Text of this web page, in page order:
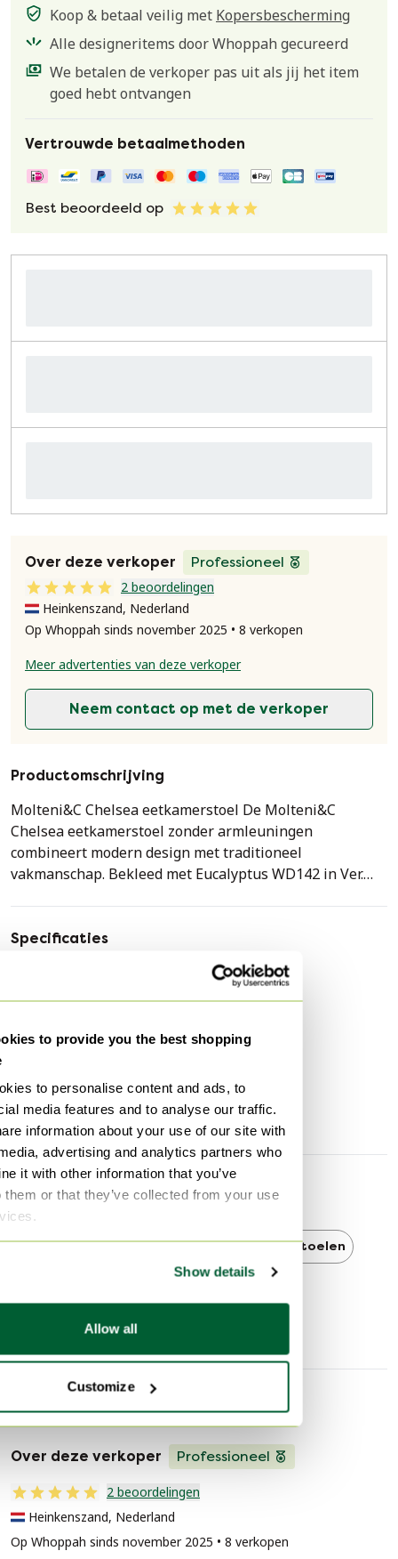
to provide you the best shopping
to personalise content and ads, to
media features and to analyse our traffic.
information about your use of our site with
advertising and analytics partners who
it with other information that you’ve
them or that they’ve collected from your use
Show details
Allow all
Customize
Koop & betaal veilig met Kopersbescherming
Alle designeritems door Whoppah gecureerd
We betalen de verkoper pas uit als jij het item
goed hebt ontvangen
Vertrouwde betaalmethoden
Best beoordeeld op
Over deze verkoper
Professioneel
2 beoordelingen
Heinkenszand, Nederland
Op Whoppah sinds november 2025 • 8 verkopen
Meer advertenties van deze verkoper
Neem contact op met de verkoper
Productomschrijving
Molteni&C Chelsea eetkamerstoel De Molteni&C
Chelsea eetkamerstoel zonder armleuningen
combineert modern design met traditioneel
vakmanschap. Bekleed met Eucalyptus WD142 in Ver.
De Chelsea eetkamerstoel van Molteni&C, ontworpen
door Rodolfo Dordoni, belichaamt de essentie van
hedendaags design met een knipoog naar traditionele
ambacht. De combinatie van zorgvuldig geselecteerde
tijdloos meubelstuk dat zowel functioneel als stijlvol is.
armleuning beschikbaar. De prijs per stuk (met
armleuning) Uitvoering: Eucalyptus/WD142 Ver. Oliva
Onderstel: Graphite oak
Specificaties
Kleuren
Groen
Aantal stuks
2
Hoogte
71 cm
Breedte
70 cm
Ontdek meer
Molteni&C Molteni&C Eetkamerstoelen
Verkopersinformatie
Over deze verkoper Professioneel
2 beoordelingen
Heinkenszand, Nederland
Op Whoppah sinds november 2025 • 8 verkopen